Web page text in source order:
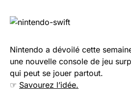
Nintendo a dévoilé cette
une nouvelle console de jeu
qui peut se jouer partout.
☞ Savourez l’idée.